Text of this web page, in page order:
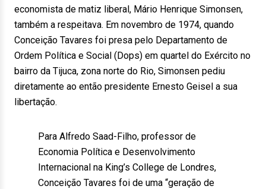
economista de matiz liberal, Mário Henrique Simonsen,
também a respeitava. Em novembro de 1974, quando
Conceição Tavares foi presa pelo Departamento de
Ordem Política e Social (Dops) em quartel do Exército no
bairro da Tijuca, zona norte do Rio, Simonsen pediu
diretamente ao então presidente Ernesto Geisel a sua
libertação.
Para Alfredo Saad-Filho, professor de
Economia Política e Desenvolvimento
Internacional na King’s College de Londres,
Conceição Tavares foi de uma “geração de